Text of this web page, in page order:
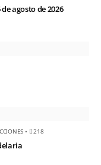
agosto de 2026
• 218